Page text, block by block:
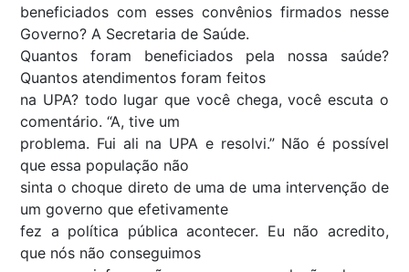
beneficiados com esses convênios firmados nesse
Governo? A Secretaria de Saúde.
Quantos foram beneficiados pela nossa saúde?
Quantos atendimentos foram feitos
na UPA? todo lugar que você chega, você escuta o
comentário. “A, tive um
problema. Fui ali na UPA e resolvi.” Não é possível
que essa população não
sinta o choque direto de uma de uma intervenção de
um governo que efetivamente
fez a política pública acontecer. Eu não acredito,
que nós não conseguimos